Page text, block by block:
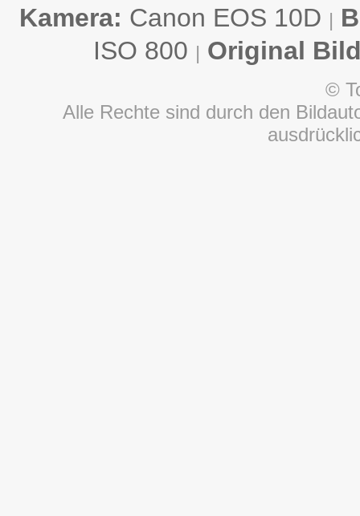
Kamera: Canon EOS 10D |
ISO 800 | Original
©
Alle Rechte sind durch den